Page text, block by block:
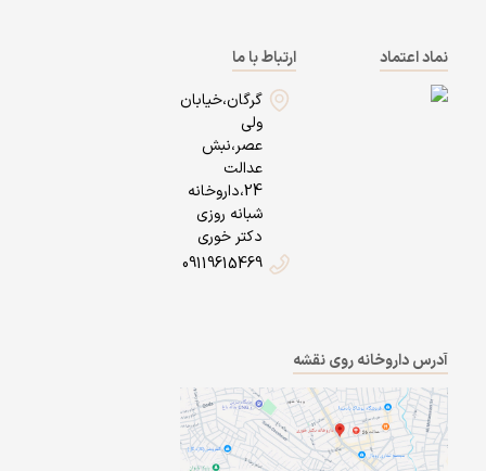
نماد اعتماد
ارتباط با ما
گرگان،خیابان
ولی
عصر،نبش
عدالت
24،داروخانه
شبانه روزی
دکتر خوری
09119615469
آدرس داروخانه روی نقشه